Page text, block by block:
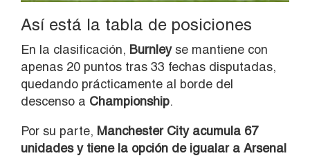
Así está la tabla de posiciones
En la clasificación, Burnleyse mantiene con
apenas 20 puntos tras 33 fechas disputadas,
quedando prácticamente al borde del
descenso a Championship.
Por su parte, Manchester City acumula 67
unidades y tiene la opción de igualar a Arsenal